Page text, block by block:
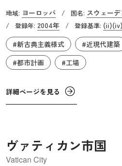
に広がる約110万㎡の広大な敷地
内最高の高さを誇った127mのア
ナ付きの短波送信機、初代アレ
を持つ建物、職員のための住宅
主要な建物は建築家のカール・
新古典主義様式で設計され、当
建造物となったアンテナ鉄塔は
とが特徴です。
地域: ヨーロッパ / 国名: スウェー
/ 登録年: 2004年 / 登録基準: (ii)(iv)
#新古典主義様式
#近現代建築
#都市計画
#工場
詳細ページを見る
ヴァティカン市国
Vatican City